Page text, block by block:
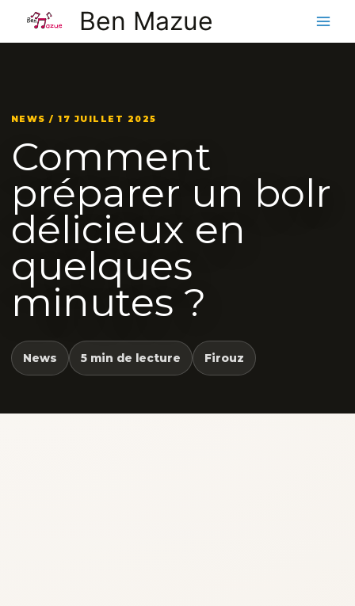
contenu
Ben Mazue
NEWS / 17 JUILLET 2025
Comment
préparer un bolr
délicieux en
quelques
minutes ?
News 5 min de lecture Firouz